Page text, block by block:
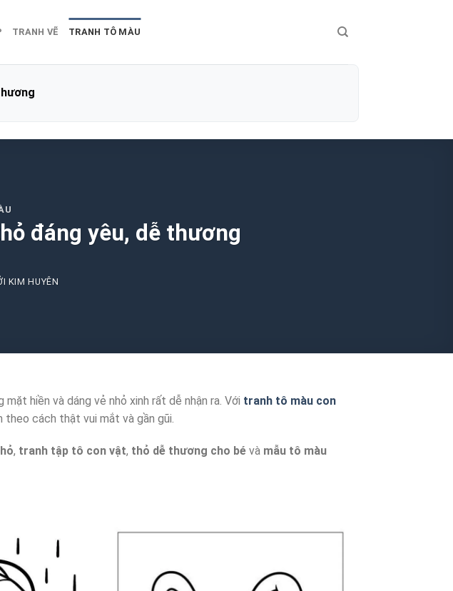
TRANH VẼ TRANH TÔ MÀU
đáng yêu, dễ thương
KIM HUYÊN
hiền và dáng vẻ nhỏ xinh rất dễ nhận ra. Với tranh tô màu con
theo cách thật vui mắt và gần gũi.
, tranh tập tô con vật, thỏ dễ thương cho bé và mẫu tô màu